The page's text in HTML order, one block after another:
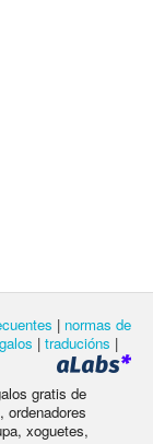
| normas de
| traducións |
gratis de
xoguetes,